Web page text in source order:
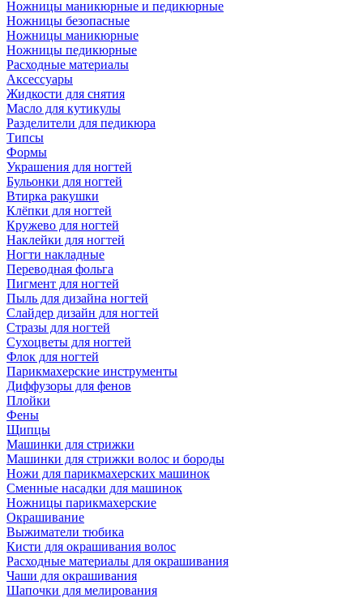
Ножницы маникюрные и педикюрные
Ножницы безопасные
Ножницы маникюрные
Ножницы педикюрные
Расходные материалы
Аксессуары
Жидкости для снятия
Масло для кутикулы
Разделители для педикюра
Типсы
Формы
Украшения для ногтей
Бульонки для ногтей
Втирка ракушки
Клёпки для ногтей
Кружево для ногтей
Наклейки для ногтей
Ногти накладные
Переводная фольга
Пигмент для ногтей
Пыль для дизайна ногтей
Слайдер дизайн для ногтей
Стразы для ногтей
Сухоцветы для ногтей
Флок для ногтей
Парикмахерские инструменты
Диффузоры для фенов
Плойки
Фены
Щипцы
Машинки для стрижки
Машинки для стрижки волос и бороды
Ножи для парикмахерских машинок
Сменные насадки для машинок
Ножницы парикмахерские
Окрашивание
Выжиматели тюбика
Кисти для окрашивания волос
Расходные материалы для окрашивания
Чаши для окрашивания
Шапочки для мелирования